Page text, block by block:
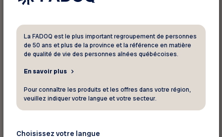
Obtenez deux (2) consultations gratuites avec
(valeur régulière de 40 $ par consultation).
Téléchargez simplement l’application, utilisez
votre code promo et commencez à accéder à un
soutien premium pour les soins de votre animal
doit être entré chaque fois que vous réservez
une consultation.
La FADOQ est le plus important regroupement de personnes
de 50 ans et plus de la province et la référence en matière
de qualité de vie des personnes aînées québécoises.
En savoir plus
Pour connaître les produits et les offres dans votre région,
veuillez indiquer votre langue et votre secteur.
Choisissez votre langue